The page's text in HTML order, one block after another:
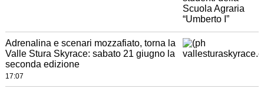
Adrenalina e scenari mozzafiato, torna la
Valle Stura Skyrace: sabato 21 giugno la
seconda edizione
17:07